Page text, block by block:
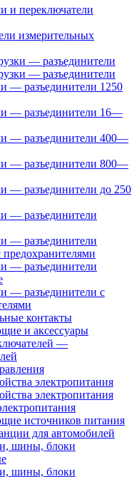
и переключатели
измерительных
— разъединители
— разъединители
— разъединители 1250
— разъединители 16—
— разъединители 400—
— разъединители 800—
— разъединители до 250
— разъединители
— разъединители
— разъединители
— разъединители с
контакты
и аксессуары
—
электропитания
электропитания
источников питания
для автомобилей
шины, блоки
шины, блоки